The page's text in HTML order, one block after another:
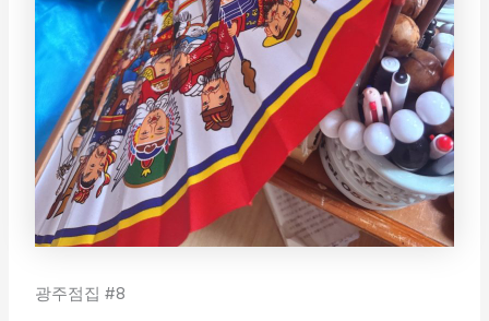
광주점집 #8